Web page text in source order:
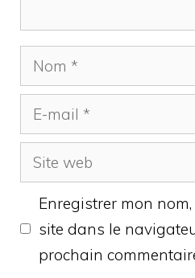
Nom
mail
Site
web
Enregistrer mon
site dans le
prochain